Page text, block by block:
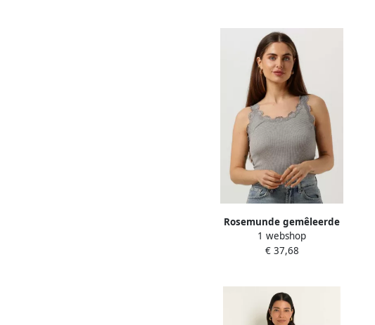
Rosemunde gemêleerde
ribgebreide singlet met zijde
grijs
1 webshop
€ 37,68